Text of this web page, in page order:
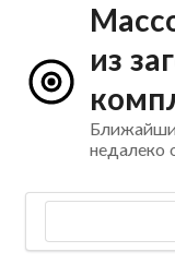
из
недалеко